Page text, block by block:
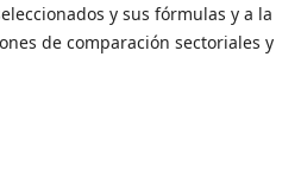
y sus fórmulas y a la
de comparación sectoriales y